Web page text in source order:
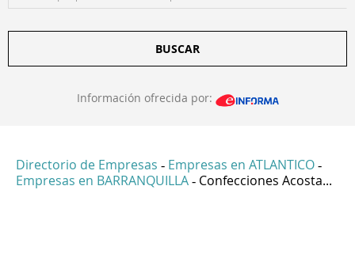
BUSCAR
Información ofrecida por:
Directorio de Empresas - Empresas en ATLANTICO -
Empresas en BARRANQUILLA - Confecciones Acosta...